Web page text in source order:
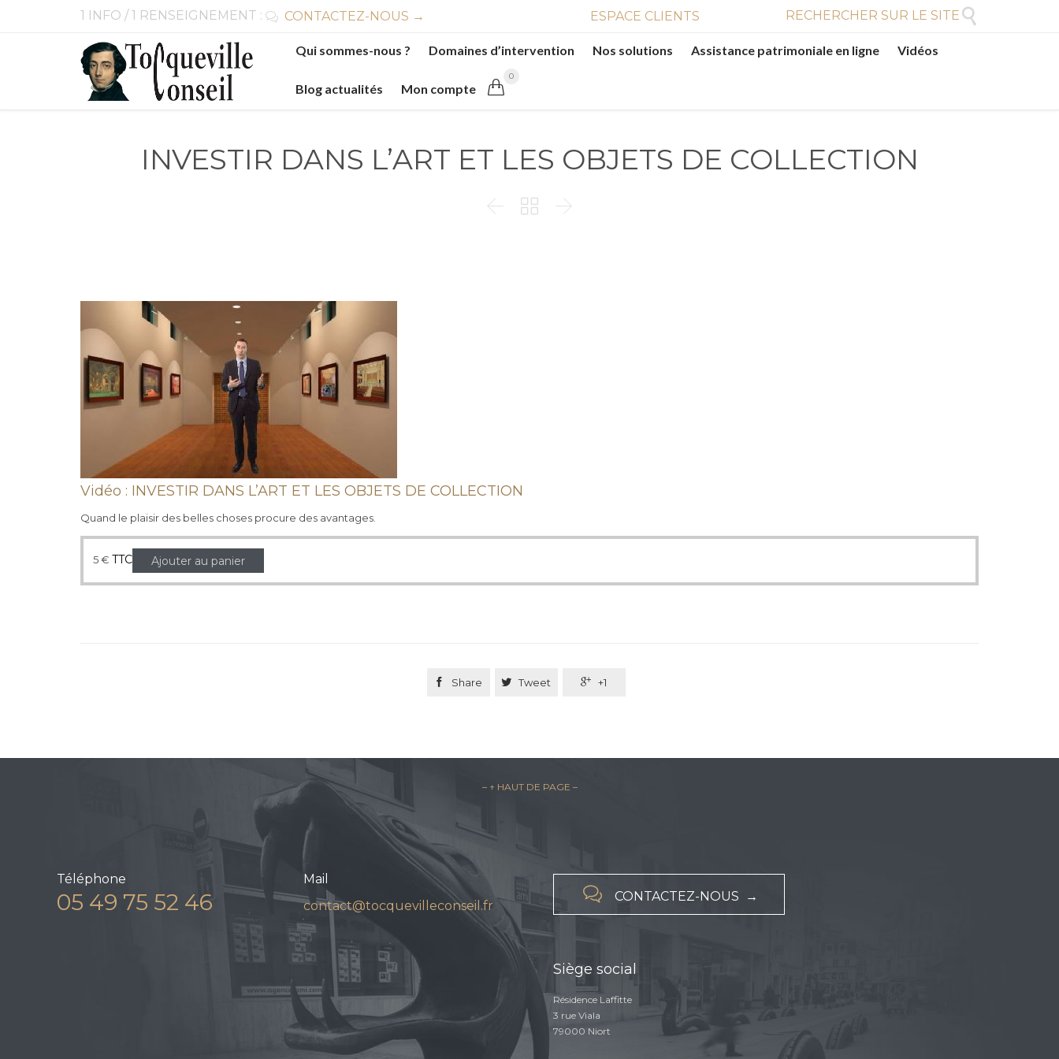
1 INFO / 1 RENSEIGNEMENT :  CONTACTEZ-NOUS → ESPACE CLIENTS RECHERCHER SUR LE SITE 
SkipQui sommes-nous ? Domaines d’intervention Nos solutions Assistance patrimoniale en ligne Vidéos
Blog actualités Mon compte 
0
INVESTIR DANS L’ART ET LES OBJETS DE COLLECTION
  
Vidéo : INVESTIR DANS L’ART ET LES OBJETS DE COLLECTION
Quand le plaisir des belles choses procure des avantages.
5€ TTC Ajouter au panier
 Share  Tweet  +1
– ↑ HAUT DE PAGE –
Téléphone
05 49 75 52 46
Mail
contact@tocquevilleconseil.fr
 CONTACTEZ-NOUS →
Siège social
Résidence Laffitte
3 rue Viala
79000 Niort